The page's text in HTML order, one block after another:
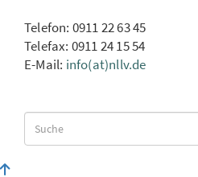
Telefon: 0911 22 63 45
Telefax: 0911 24 15 54
E-Mail: info(at)nllv.de